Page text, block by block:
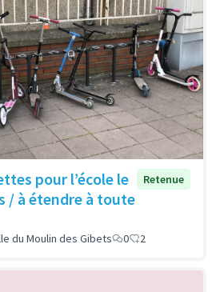
pour l’école le
/ à étendre à toute
Retenue
du Moulin des Gibets 0 2